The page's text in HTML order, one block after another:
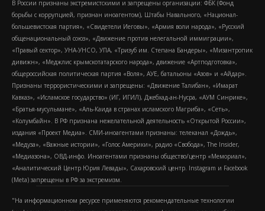
В России признаны экстремистскими и запрещены организации: ФБК (Фонд
борьбы с коррупцией, признан иноагентом), Штабы Навального, «Национал-
большевистская партия», «Свидетели Иеговы», «Армия воли народа», «Русский
общенациональный союз», «Движение против нелегальной иммиграции»,
«Правый сектор», УНА-УНСО, УПА, «Тризуб им. Степана Бандеры», «Мизантропик
дивижн», «Меджлис крымскотатарского народа», движение «Артподготовка»,
общероссийская политическая партия «Воля», АУЕ, батальоны «Азов» и «Айдар».
Признаны террористическими и запрещены: «Движение Талибан», «Имарат
Кавказ», «Исламское государство» (ИГ, ИГИЛ), Джебхад-ан-Нусра, «АУМ Синрике»,
«Братья-мусульмане», «Аль-Каида в странах исламского Магриба», «Сеть»,
«Колумбайн». В РФ признана нежелательной деятельность «Открытой России»,
издания «Проект Медиа». СМИ-иноагентами признаны: телеканал «Дождь»,
«Медуза», «Важные истории», «Голос Америки», радио «Свобода», The Insider,
«Медиазона», ОВД-инфо. Иноагентами признаны общество/центр «Мемориал»,
«Аналитический Центр Юрия Левады», Сахаровский центр. Instagram и Facebook
(Metа) запрещены в РФ за экстремизм.
"На информационном ресурсе применяются рекомендательные технологии